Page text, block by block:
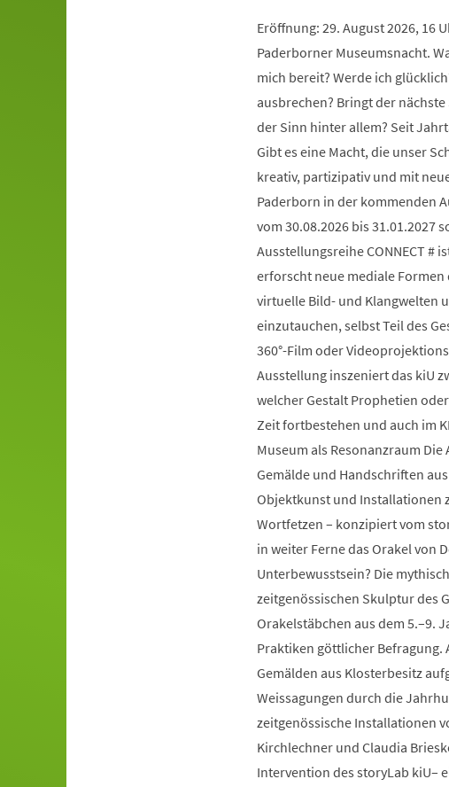
Eröffnung: 29. August 2026, 16
Paderborner Museumsnacht.
mich bereit? Werde ich
ausbrechen? Bringt der
der Sinn hinter allem? Seit
Gibt es eine Macht, die unser
kreativ, partizipativ und mit
Paderborn in der kommenden
vom 30.08.2026 bis 31.01.2027
Ausstellungsreihe CONNECT #
erforscht neue mediale
virtuelle Bild- und Klangwelten
einzutauchen, selbst Teil des
360°-Film oder
Ausstellung inszeniert das kiU
welcher Gestalt Prophetien
Zeit fortbestehen und auch im
Museum als Resonanzraum Die
Gemälde und Handschriften
Objektkunst und Installationen
Wortfetzen – konzipiert vom
in weiter Ferne das Orakel von
Unterbewusstsein? Die
zeitgenössischen Skulptur des
Orakelstäbchen aus dem 5.–9.
Praktiken göttlicher Befragung.
Gemälden aus Klosterbesitz
Weissagungen durch die
zeitgenössische Installationen
Kirchlechner und Claudia
Intervention des storyLab kiU–